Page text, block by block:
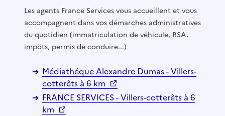
Les agents France Services vous accueillent et vous
accompagnent dans vos démarches administratives
du quotidien (immatriculation de véhicule, RSA,
impôts, permis de conduire...)
Médiathéque Alexandre Dumas - Villers-
cotterêts à 6 km
FRANCE SERVICES - Villers-cotterêts à 6
km